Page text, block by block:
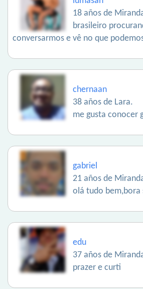
18 años de
brasileiro
conversarmos e vê no que
chernaan
38 años de Lara.
me gusta conocer
gabriel
21 años de
olá tudo bem,bora
edu
37 años de
prazer e curti